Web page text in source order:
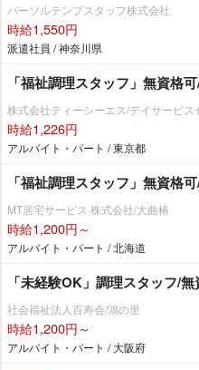
パーソルテンプスタッフ株式会社
時給1,550円
派遣社員 / 神奈川県
「福祉調理スタッフ」無資格
株式会社ティーシーエス/デイサービス
時給1,226円
アルバイト・パート / 東京都
「福祉調理スタッフ」無資格
MT居宅サービス 株式会社/大曲椿
時給1,200円～
アルバイト・パート / 北海道
「未経験OK」調理スタッフ/
社会福祉法人百寿会/鴻の里
時給1,200円～
アルバイト・パート / 大阪府